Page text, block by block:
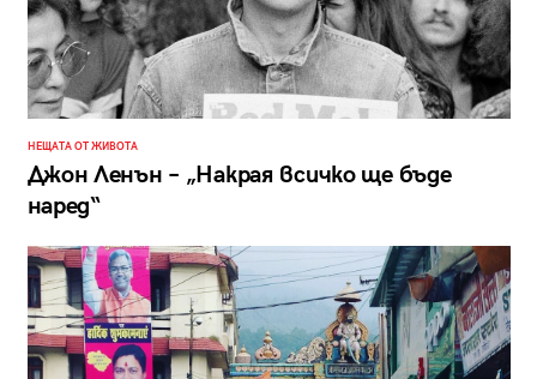
НЕЩАТА ОТ ЖИВОТА
Джон Ленън – „Накрая всичко ще бъде
наред“